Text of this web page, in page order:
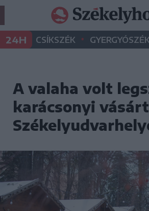
24H CSÍKSZÉK •
A valaha volt
karácsonyi